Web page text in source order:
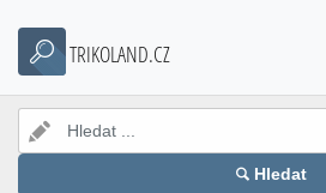
TRIKOLAND.CZ
Hledat